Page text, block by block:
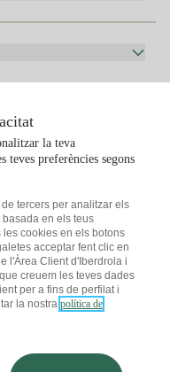
Clients
de cookies
la teva
teves preferències segons
tercers per analitzar els
en els teus
cookies en els botons
acceptar fent clic en
l'Àrea Client d'Iberdrola i
creuem les teves dades
per a fins de perfilat i
la nostra política de